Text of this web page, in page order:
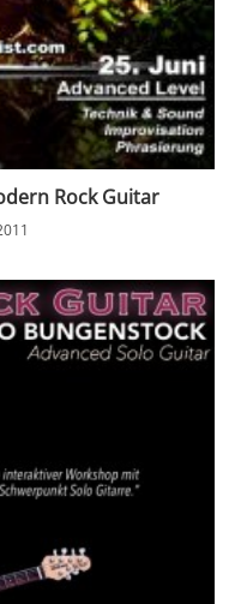
Rock Guitar